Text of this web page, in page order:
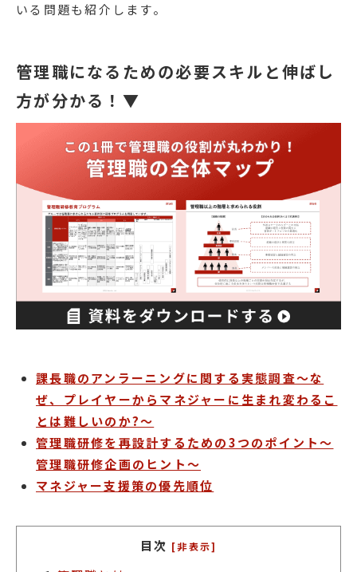
いる問題も紹介します。
管理職になるための必要スキルと伸ばし
方が分かる！▼
課長職のアンラーニングに関する実態調査～な
ぜ、プレイヤーからマネジャーに生まれ変わるこ
とは難しいのか?～
管理職研修を再設計するための3つのポイント～
管理職研修企画のヒント～
マネジャー支援策の優先順位
目次 [非表示]